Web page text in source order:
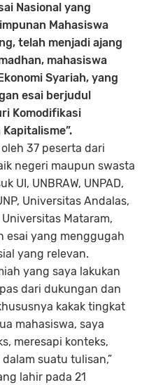
Nasional yang
Mahasiswa
telah menjadi ajang
mahasiswa
Syariah, yang
esai berjudul
Komodifikasi
37 peserta dari
negeri maupun swasta
UI, UNBRAW, UNPAD,
Universitas Andalas,
Mataram,
esai yang menggugah
yang relevan.
yang saya lakukan
dari dukungan dan
kakak tingkat
mahasiswa, saya
meresapi konteks,
suatu tulisan,”
lahir pada 21